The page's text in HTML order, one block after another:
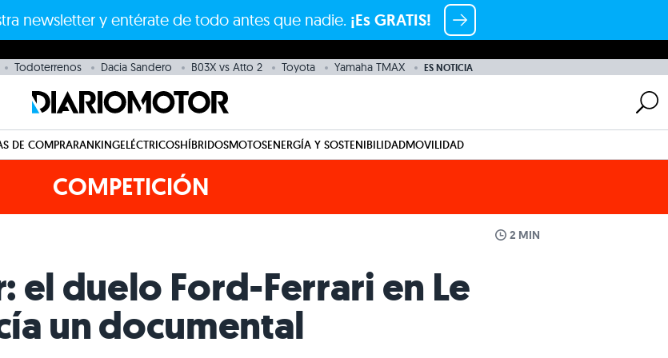
newsletter y entérate de todo antes que nadie. ¡Es GRATIS!
Todoterrenos Dacia Sandero B03X vs Atto 2 Toyota Yamaha TMAX ES NOTICIA
DE COMPRARANKINGELÉCTRICOSHÍBRIDOSMOTOSENERGÍA Y SOSTENIBILIDADMOVILIDAD
COMPETICIÓN
2 MIN
el duelo Ford-Ferrari en Le
un documental